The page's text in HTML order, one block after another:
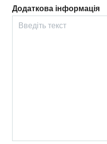
Додаткова інформація